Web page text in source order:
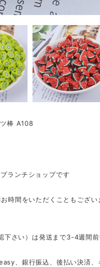
棒 A108
ランチショップです
時間をいただくこともござい
さい）は発送まで3-4週間前
、銀行振込、後払い決済、